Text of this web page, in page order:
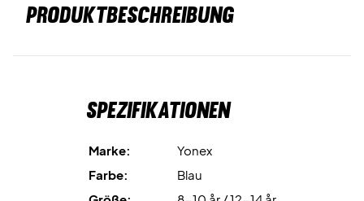
PRODUKTBESCHREIBUNG
Spezifikationen
Marke:
Yonex
Farbe:
Blau